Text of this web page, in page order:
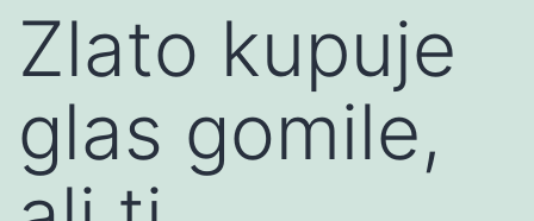
Zlato kupuje
glas gomile,